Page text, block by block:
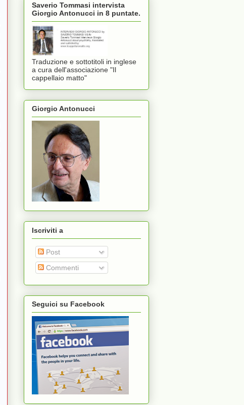
Saverio Tommasi intervista
Giorgio Antonucci in 8 puntate.
Traduzione e sottotitoli in inglese
a cura dell'associazione "Il
cappellaio matto"
Giorgio Antonucci
Iscriviti a
Post
Commenti
Seguici su Facebook